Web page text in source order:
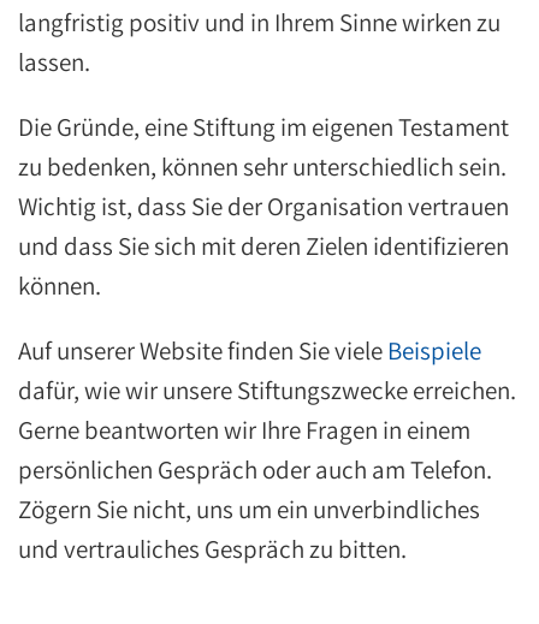
langfristig positiv und in Ihrem Sinne wirken zu
lassen.
Die Gründe, eine Stiftung im eigenen Testament
zu bedenken, können sehr unterschiedlich sein.
Wichtig ist, dass Sie der Organisation vertrauen
und dass Sie sich mit deren Zielen identifizieren
können.
Auf unserer Website finden Sie viele Beispiele
dafür, wie wir unsere Stiftungszwecke erreichen.
Gerne beantworten wir Ihre Fragen in einem
persönlichen Gespräch oder auch am Telefon.
Zögern Sie nicht, uns um ein unverbindliches
und vertrauliches Gespräch zu bitten.